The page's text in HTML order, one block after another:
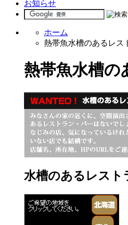
お知らせ
ホーム
熱帯魚水槽のあるレス
熱帯魚水槽の
水槽のあるレスト